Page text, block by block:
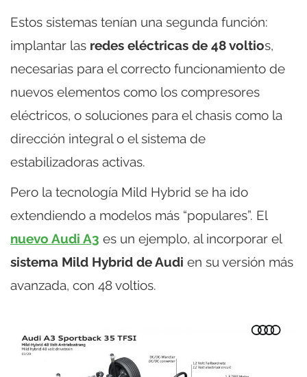
Estos sistemas tenían una segunda función:
implantar las redes eléctricas de 48 voltios,
necesarias para el correcto funcionamiento de
nuevos elementos como los compresores
eléctricos, o soluciones para el chasis como la
dirección integral o el sistema de
estabilizadoras activas.
Pero la tecnología Mild Hybrid se ha ido
extendiendo a modelos más “populares”. El
nuevo Audi A3 es un ejemplo, al incorporar el
sistema Mild Hybrid de Audi en su versión más
avanzada, con 48 voltios.